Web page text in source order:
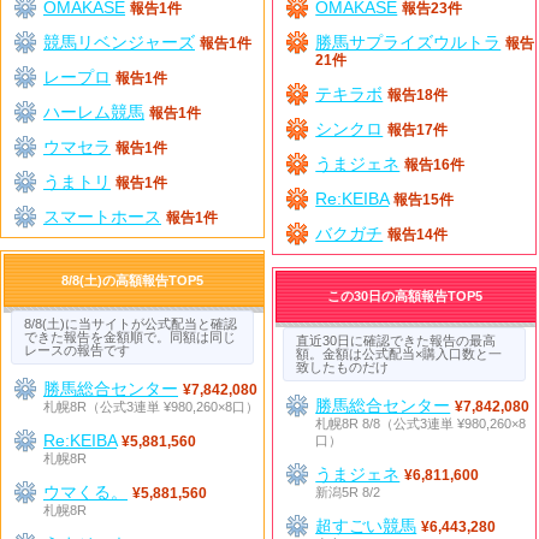
OMAKASE 報告1件
競馬リベンジャーズ 報告1件
レープロ 報告1件
ハーレム競馬 報告1件
ウマセラ 報告1件
うまトリ 報告1件
スマートホース 報告1件
OMAKASE 報告23件
勝馬サプライズウルトラ 報告
21件
テキラボ 報告18件
シンクロ 報告17件
うまジェネ 報告16件
Re:KEIBA 報告15件
バクガチ 報告14件
8/8(土)の高額報告TOP5
8/8(土)に当サイトが公式配当と確認
できた報告を金額順で。同額は同じ
レースの報告です
勝馬総合センター ¥7,842,080
札幌8R（公式3連単 ¥980,260×8口）
Re:KEIBA ¥5,881,560
札幌8R
ウマくる。
¥5,881,560
札幌8R
この30日の高額報告TOP5
直近30日に確認できた報告の最高
額。金額は公式配当×購入口数と一
致したものだけ
勝馬総合センター ¥7,842,080
札幌8R 8/8（公式3連単 ¥980,260×8
口）
うまジェネ ¥6,811,600
新潟5R 8/2
超すごい競馬 ¥6,443,280